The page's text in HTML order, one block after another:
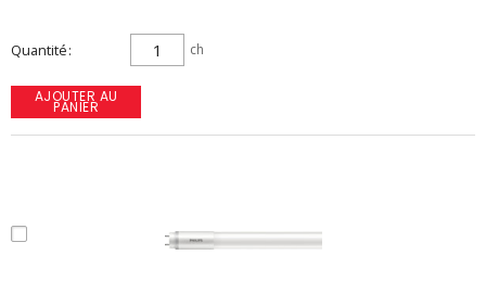
Quantité ch
AJOUTER AU
PANIER